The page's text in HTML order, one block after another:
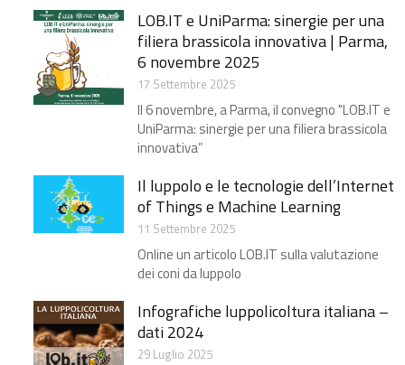
LOB.IT e UniParma: sinergie per una
filiera brassicola innovativa | Parma,
6 novembre 2025
17 Settembre 2025
Il 6 novembre, a Parma, il convegno "LOB.IT e
UniParma: sinergie per una filiera brassicola
innovativa”
Il luppolo e le tecnologie dell’Internet
of Things e Machine Learning
11 Settembre 2025
Online un articolo LOB.IT sulla valutazione
dei coni da luppolo
Infografiche luppolicoltura italiana –
dati 2024
29 Luglio 2025